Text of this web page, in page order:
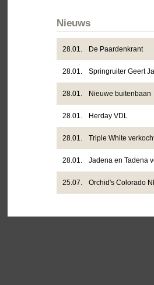
Nieuws
28.01. De Paardenkrant
28.01. Springruiter Geert
boxen bij stal Beuving
28.01. Nieuwe buitenbaan
28.01. Herday VDL
28.01. Triple White
28.01. Jadena en Tadena
25.07. Orchid's Colorado